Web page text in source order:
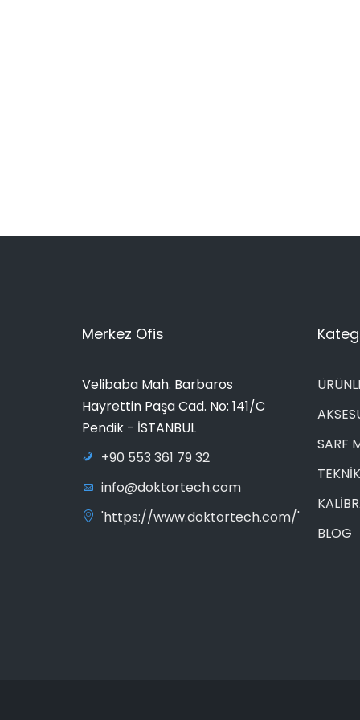
Merkez Ofis
Velibaba Mah. Barbaros
Hayrettin Paşa Cad. No: 141/C
Pendik - İSTANBUL
+90 553 361 79 32
info@doktortech.com
'https://www.doktortech.com/'
SARF
BLOG